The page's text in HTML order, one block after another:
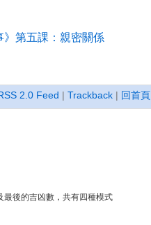
》第五課：親密關係
2.0 Feed | Trackback | 回首頁
最後的吉凶數，共有四種模式